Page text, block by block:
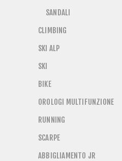
SANDALI
CLIMBING
SKI ALP
SKI
BIKE
OROLOGI MULTIFUNZIONE
RUNNING
SCARPE
ABBIGLIAMENTO JR